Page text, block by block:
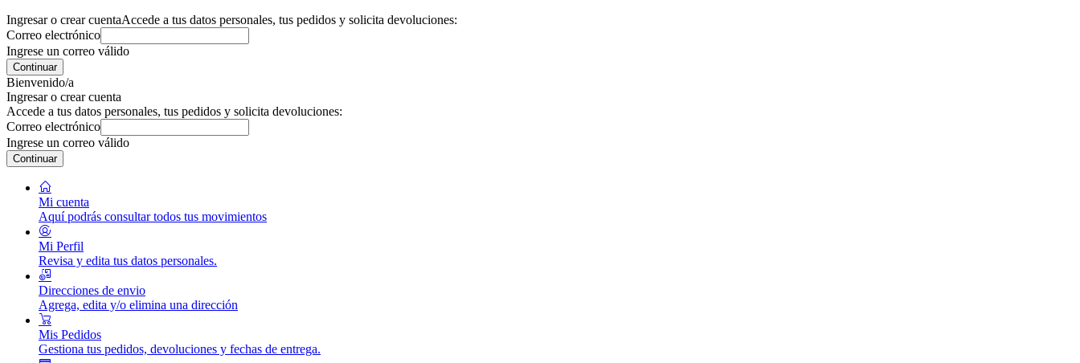
Ingresar o crear cuentaAccede a tus datos personales, tus pedidos y solicita devoluciones:
Correo electrónico
Ingrese un correo válido
Continuar
Bienvenido/a
Ingresar o crear cuenta
Accede a tus datos personales, tus pedidos y solicita devoluciones:
Correo electrónico
Ingrese un correo válido
Continuar
Mi cuenta
Aquí podrás consultar todos tus movimientos
Mi Perfil
Revisa y edita tus datos personales.
Direcciones de envio
Agrega, edita y/o elimina una dirección
Mis Pedidos
Gestiona tus pedidos, devoluciones y fechas de entrega.